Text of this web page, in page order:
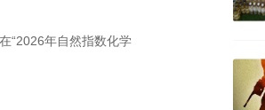
“2026年自然指数化学